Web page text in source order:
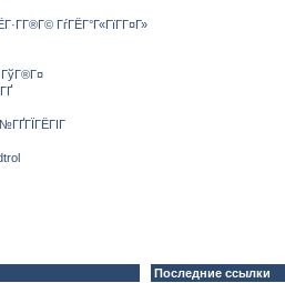
ГѓГЁГ°Г«ГїГ­Г¤Г»
Последние ссылки